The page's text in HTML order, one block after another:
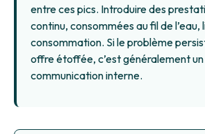
entre ces pics. Introduire des
continu, consommées au fil de l’eau,
consommation. Si le problème
offre étoffée, c’est généralement
communication interne.